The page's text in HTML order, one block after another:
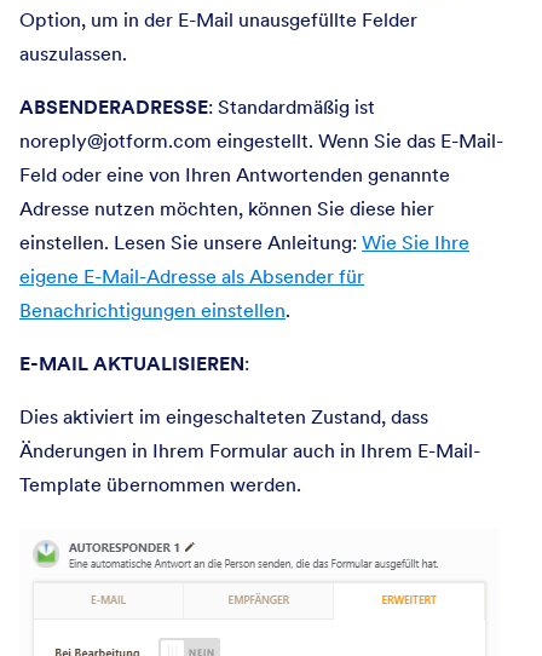
Option, um in der E-Mail unausgefüllte Felder
auszulassen.
ABSENDERADRESSE: Standardmäßig ist
noreply@jotform.com eingestellt. Wenn Sie das E-Mail-
Feld oder eine von Ihren Antwortenden genannte
Adresse nutzen möchten, können Sie diese hier
einstellen. Lesen Sie unsere Anleitung: Wie Sie Ihre
eigene E-Mail-Adresse als Absender für
Benachrichtigungen einstellen.
E-MAIL AKTUALISIEREN:
Dies aktiviert im eingeschalteten Zustand, dass
Änderungen in Ihrem Formular auch in Ihrem E-Mail-
Template übernommen werden.